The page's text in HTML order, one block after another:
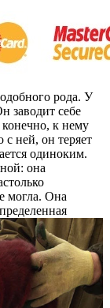
рода. У
заводит себе
к нему
с ней, он теряет
одиноким.
она
могла. Она